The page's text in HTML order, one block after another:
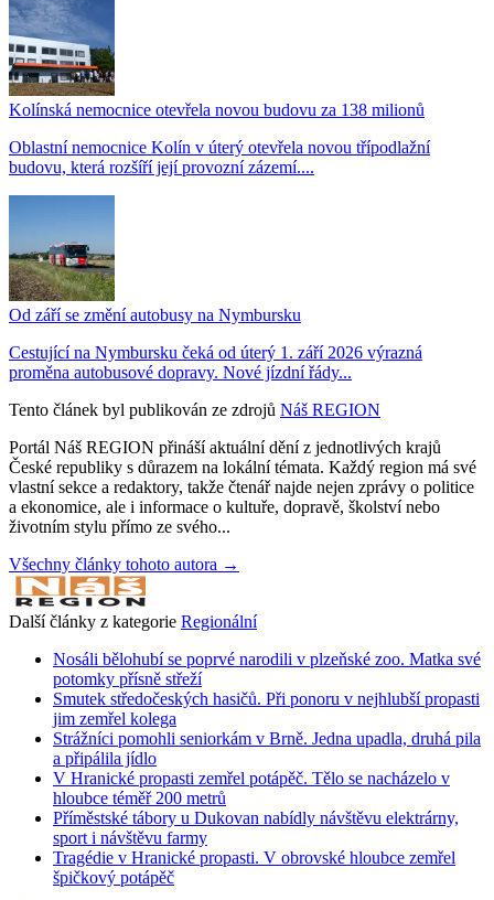
Kolínská nemocnice otevřela novou budovu za 138 milionů
Oblastní nemocnice Kolín v úterý otevřela novou třípodlažní
budovu, která rozšíří její provozní zázemí....
Od září se změní autobusy na Nymbursku
Cestující na Nymbursku čeká od úterý 1. září 2026 výrazná
proměna autobusové dopravy. Nové jízdní řády...
Tento článek byl publikován ze zdrojů Náš REGION
Portál Náš REGION přináší aktuální dění z jednotlivých krajů
České republiky s důrazem na lokální témata. Každý region má své
vlastní sekce a redaktory, takže čtenář najde nejen zprávy o politice
a ekonomice, ale i informace o kultuře, dopravě, školství nebo
životním stylu přímo ze svého...
Všechny články tohoto autora →
Další články z kategorie Regionální
Nosáli bělohubí se poprvé narodili v plzeňské zoo. Matka své
potomky přísně střeží
Smutek středočeských hasičů. Při ponoru v nejhlubší propasti
jim zemřel kolega
Strážníci pomohli seniorkám v Brně. Jedna upadla, druhá pila
a připálila jídlo
V Hranické propasti zemřel potápěč. Tělo se nacházelo v
hloubce téměř 200 metrů
Příměstské tábory u Dukovan nabídly návštěvu elektrárny,
sport i návštěvu farmy
Tragédie v Hranické propasti. V obrovské hloubce zemřel
špičkový potápěč